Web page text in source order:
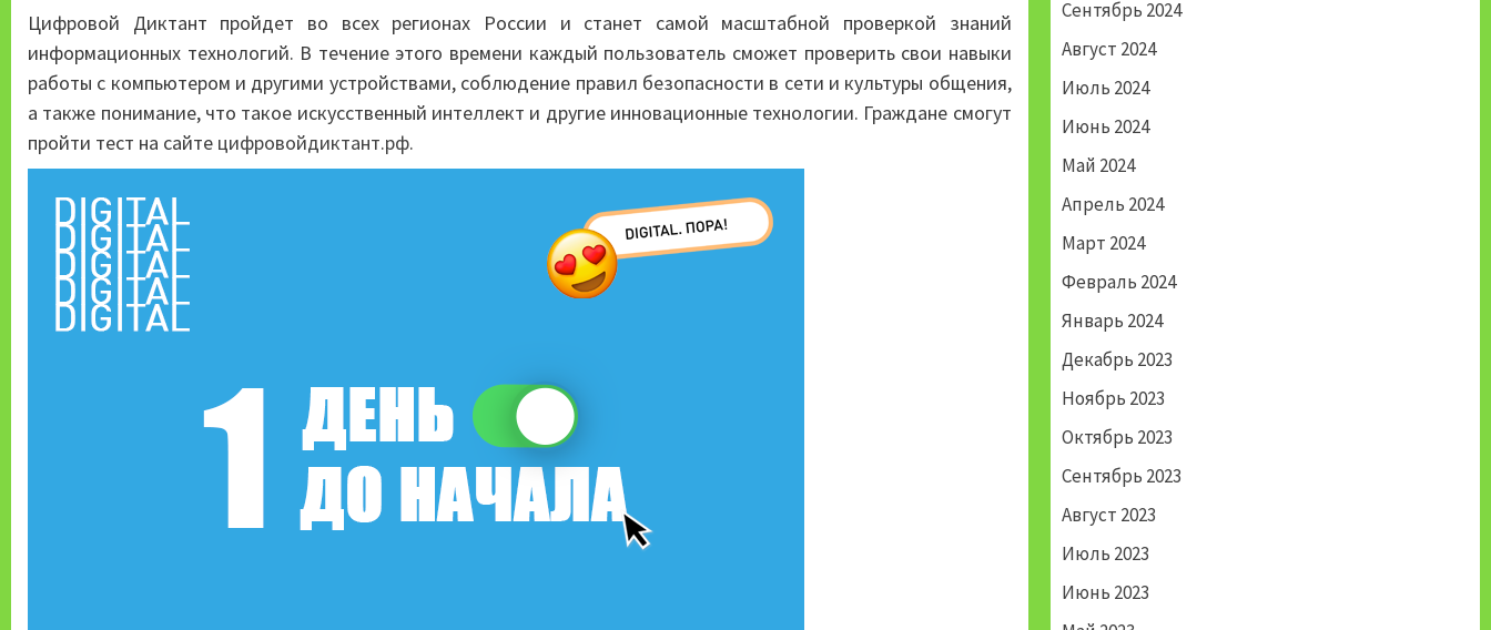
Цифровой Диктант пройдет во всех регионах России и станет самой масштабной проверкой знаний
информационных технологий. В течение этого времени каждый пользователь сможет проверить свои навыки
работы с компьютером и другими устройствами, соблюдение правил безопасности в сети и культуры общения,
а также понимание, что такое искусственный интеллект и другие инновационные технологии. Граждане смогут
пройти тест на сайте цифровойдиктант.рф.
Сентябрь 2024
Август 2024
Июль 2024
Июнь 2024
Май 2024
Апрель 2024
Март 2024
Февраль 2024
Январь 2024
Декабрь 2023
Ноябрь 2023
Октябрь 2023
Сентябрь 2023
Август 2023
Июль 2023
Июнь 2023